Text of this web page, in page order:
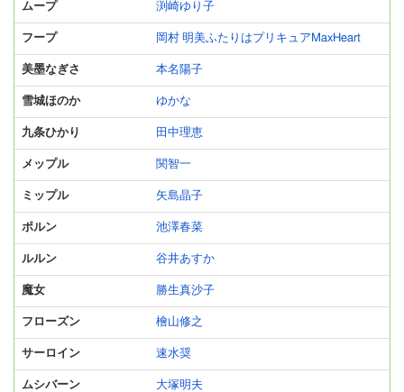
ムープ 渕崎ゆり子
フープ 岡村 明美ふたりはプリキュアMaxHeart
美墨なぎさ 本名陽子
雪城ほのか ゆかな
九条ひかり 田中理恵
メップル 関智一
ミップル 矢島晶子
ポルン 池澤春菜
ルルン 谷井あすか
魔女 勝生真沙子
フローズン 檜山修之
サーロイン 速水奨
ムシバーン 大塚明夫